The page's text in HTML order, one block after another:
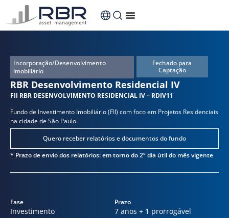
conteúdo
Incorporação/Desenvolvimento
imobiliário
Fechado para
Captação
RBR Desenvolvimento Residencial IV
FII RBR DESENVOLVIMENTO RESIDENCIAL IV – RDIV11
Fundo de Investimento Imobiliário (FII) com foco em Projetos Residenciais
na cidade de São Paulo.
Quero receber relatórios e documentos do fundo
* Prazo de envio dos relatórios: em torno do 2º dia útil do mês vigente
Fase
Investimento
Prazo
7 anos + 1 prorrogável